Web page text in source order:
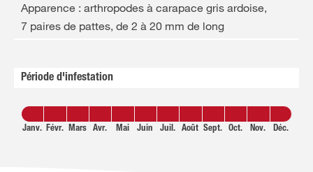
Apparence : arthropodes à carapace gris ardoise,
7 paires de pattes, de 2 à 20 mm de long
Période d'infestation
Janv. Févr. Mars Avr. Mai Juin Juil. Août Sept. Oct. Nov. Déc.